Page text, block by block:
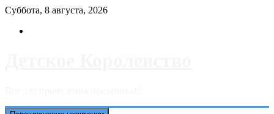
Перейти
содержимому
Суббота, 8 августа, 2026